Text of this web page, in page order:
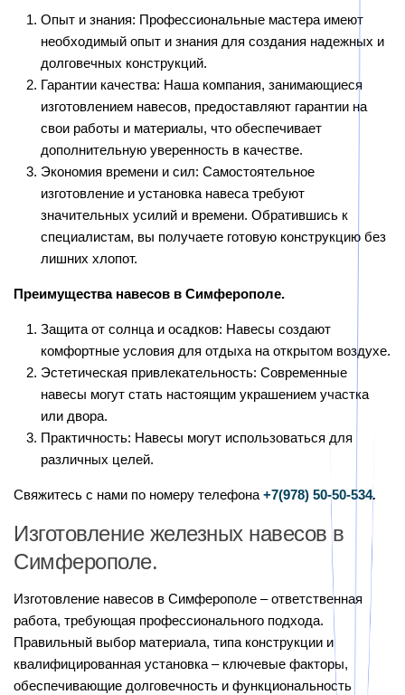
Опыт и знания: Профессиональные мастера имеют
необходимый опыт и знания для создания надежных и
долговечных конструкций.
Гарантии качества: Наша компания, занимающиеся
изготовлением навесов, предоставляют гарантии на
свои работы и материалы, что обеспечивает
дополнительную уверенность в качестве.
Экономия времени и сил: Самостоятельное
изготовление и установка навеса требуют
значительных усилий и времени. Обратившись к
специалистам, вы получаете готовую конструкцию без
лишних хлопот.
Преимущества навесов в Симферополе.
Защита от солнца и осадков: Навесы создают
комфортные условия для отдыха на открытом воздухе.
Эстетическая привлекательность: Современные
навесы могут стать настоящим украшением участка
или двора.
Практичность: Навесы могут использоваться для
различных целей.
Свяжитесь с нами по номеру телефона +7(978) 50-50-534.
Изготовление железных навесов в
Симферополе.
Изготовление навесов в Симферополе – ответственная
работа, требующая профессионального подхода.
Правильный выбор материала, типа конструкции и
квалифицированная установка – ключевые факторы,
обеспечивающие долговечность и функциональность